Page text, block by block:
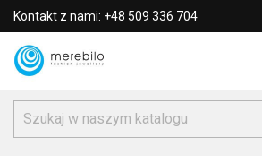
Kontakt z nami: +48 509 336 704